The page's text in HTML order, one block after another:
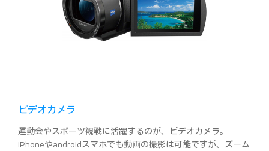
ビデオカメラ
運動会やスポーツ観戦に活躍するのが、ビデオカメラ。
iPhoneやandroidスマホでも動画の撮影は可能ですが、ズーム